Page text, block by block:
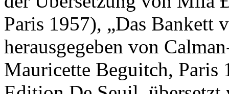
Paris 1957), „Das Bankett
herausgegeben von
Mauricette Beguitch, Paris